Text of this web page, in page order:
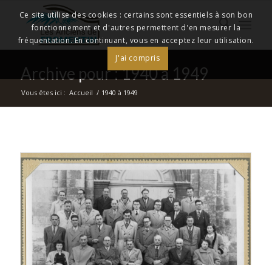
Archive pour : 1940 à 1949
Vous êtes ici : Accueil / 1940 à 1949
Ce site utilise des cookies : certains sont essentiels à son bon
fonctionnement et d'autres permettent d'en mesurer la
fréquentation. En continuant, vous en acceptez leur utilisation.
J'ai compris